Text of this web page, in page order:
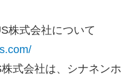
株式会社について
株式会社は、シナネンホ